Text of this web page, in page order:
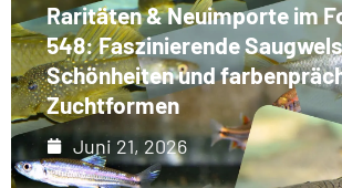
Raritäten & Neuimporte im
548: Faszinierende
Schönheiten und
Zuchtformen
Juni 21, 2026